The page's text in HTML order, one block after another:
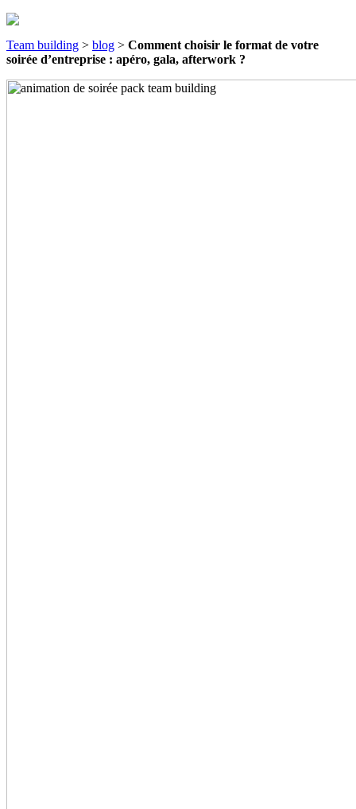
Team building > blog > Comment choisir le format de votre
soirée d’entreprise : apéro, gala, afterwork ?